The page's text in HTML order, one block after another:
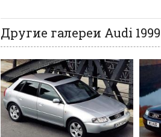
Другие галереи Audi